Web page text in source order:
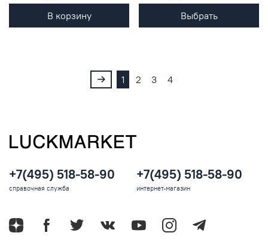
В корзину Выбрать
1 2 3 4
+7(495) 518-58-90
справочная служба
+7(495) 518-58-90
интернет-магазин